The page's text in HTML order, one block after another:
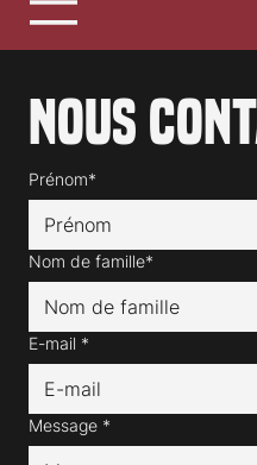
Nous
Prénom*
Nom de famille*
E-mail *
Message *